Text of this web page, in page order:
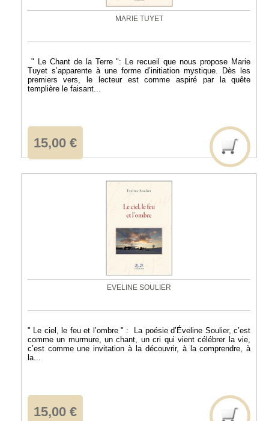
MARIE TUYET
" Le Chant de la Terre ": Le recueil que nous propose Marie
Tuyet s’apparente à une forme d’initiation mystique. Dès les
premiers vers, le lecteur est comme aspiré par la quête
templière le faisant...
15,00 €
EVELINE SOULIER
" Le ciel, le feu et l’ombre " : La poésie d’Éveline Soulier, c’est
comme un murmure, un chant, un cri qui vient célébrer la vie,
c’est comme une invitation à la découvrir, à la comprendre, à
la...
15,00 €